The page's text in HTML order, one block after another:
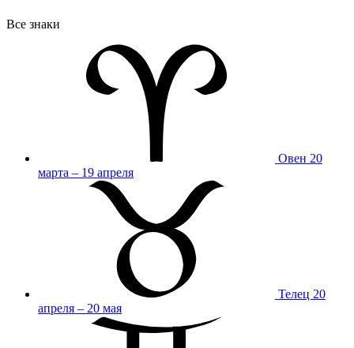
Все знаки
Овен 20
марта – 19 апреля
Телец 20
апреля – 20 мая